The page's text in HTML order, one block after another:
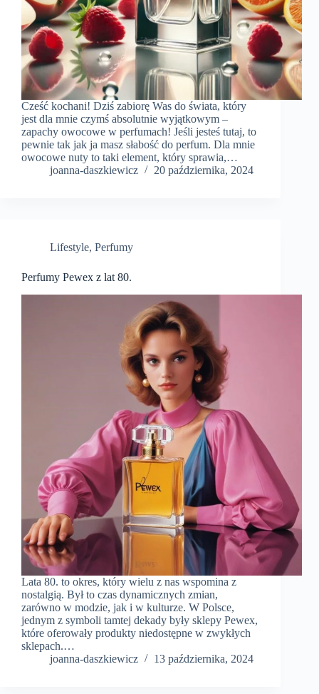
Cześć kochani! Dziś zabiorę Was do świata, który
jest dla mnie czymś absolutnie wyjątkowym –
zapachy owocowe w perfumach! Jeśli jesteś tutaj, to
pewnie tak jak ja masz słabość do perfum. Dla mnie
owocowe nuty to taki element, który sprawia,…
joanna-daszkiewicz
20 października, 2024
Lifestyle, Perfumy
Perfumy Pewex z lat 80.
Lata 80. to okres, który wielu z nas wspomina z
nostalgią. Był to czas dynamicznych zmian,
zarówno w modzie, jak i w kulturze. W Polsce,
jednym z symboli tamtej dekady były sklepy Pewex,
które oferowały produkty niedostępne w zwykłych
sklepach.…
joanna-daszkiewicz
13 października, 2024